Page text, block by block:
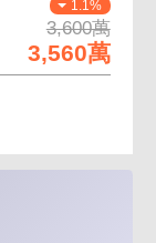
1.1%
3,600萬
3,560萬